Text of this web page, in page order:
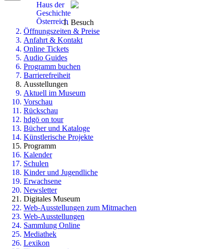
Haus der
Geschichte
Österreich Besuch
Öffnungszeiten & Preise
Anfahrt & Kontakt
Online Tickets
Audio Guides
Programm buchen
Barrierefreiheit
Ausstellungen
Aktuell im Museum
Vorschau
Rückschau
hdgö on tour
Bücher und Kataloge
Künstlerische Projekte
Programm
Kalender
Schulen
Kinder und Jugendliche
Erwachsene
Newsletter
Digitales Museum
Web-Ausstellungen zum Mitmachen
Web-Ausstellungen
Sammlung Online
Mediathek
Lexikon